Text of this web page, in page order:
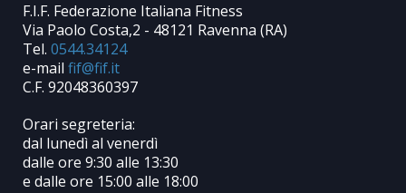
F.I.F. Federazione Italiana Fitness
Via Paolo Costa,2 - 48121 Ravenna (RA)
Tel. 0544.34124
e-mail
C.F. 92048360397
Orari segreteria:
dal lunedì al venerdì
dalle ore 9:30 alle 13:30
e dalle ore 15:00 alle 18:00